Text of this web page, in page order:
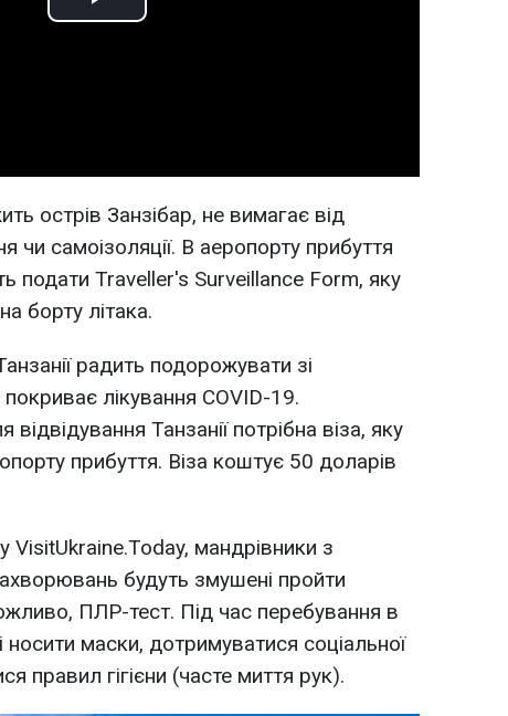
Play
острів Занзібар, не вимагає від
чи самоізоляції. В аеропорту прибуття
подати Traveller's Surveillance Form, яку
борту літака.
радить подорожувати зі
лікування COVID-19.
Танзанії потрібна віза, яку
прибуття. Віза коштує 50 доларів
VisitUkraine.Today, мандрівники з
будуть змушені пройти
ПЛР-тест. Під час перебування в
носити маски, дотримуватися соціальної
правил гігієни (часте миття рук).